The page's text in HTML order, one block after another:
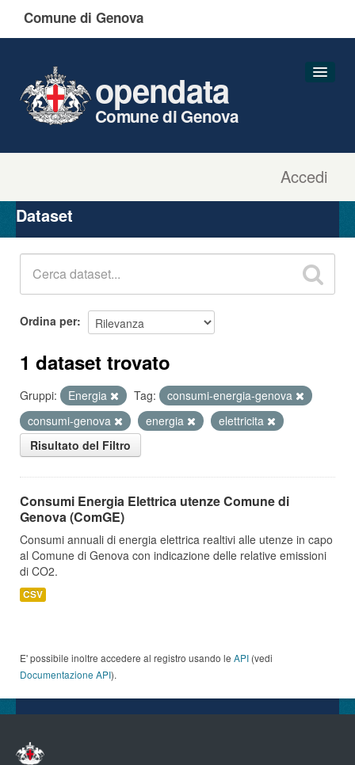
Comune di Genova
Accedi
opendata
Comune di Genova
Organizzazioni
Gruppi
Dataset
Ordina per
1 dataset trovato
Gruppi: Energia Tag:
consumi-energia-genova
consumi-genova
energia
elettricita
Risultato del Filtro
Consumi Energia Elettrica utenze Comune di
Genova (ComGE)
Consumi annuali di energia elettrica realtivi alle utenze in capo
al Comune di Genova con indicazione delle relative emissioni
di CO2.
CSV
E' possibile inoltre accedere al registro usando le API (vedi
Documentazione API).